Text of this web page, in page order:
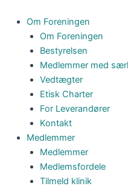
indholdet
Om Foreningen
Om Foreningen
Bestyrelsen
Medlemmer med
Vedtægter
Etisk Charter
For Leverandører
Kontakt
Medlemmer
Medlemmer
Medlemsfordele
Tilmeld klinik
antal